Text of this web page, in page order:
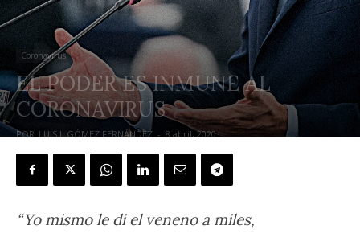
Coronavirus
EL PODER ES INMUNE AL
CORONAVIRUS
POR LUIS I. GÓMEZ FERNÁNDEZ - 8 abril, 2020
“Yo mismo le di el veneno a miles,